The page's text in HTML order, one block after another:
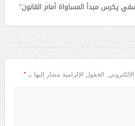
يكرس مبدأ المساواة أمام القانون”
الحقول الإلزامية مشار إليها بـ *